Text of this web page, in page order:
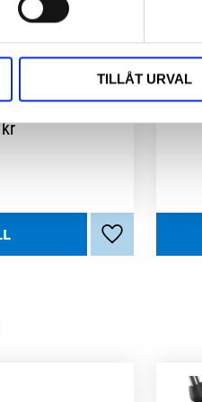
TILLÅT URVAL
Skärmstagsfästen till SKS stag 2-pack
kr
Lägg till i